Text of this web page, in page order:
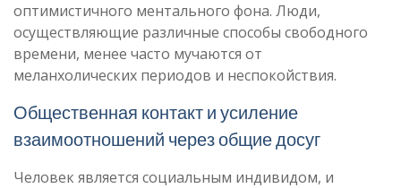
оптимистичного ментального фона. Люди,
осуществляющие различные способы свободного
времени, менее часто мучаются от
меланхолических периодов и неспокойствия.
Общественная контакт и усиление
взаимоотношений через общие досуг
Человек является социальным индивидом, и